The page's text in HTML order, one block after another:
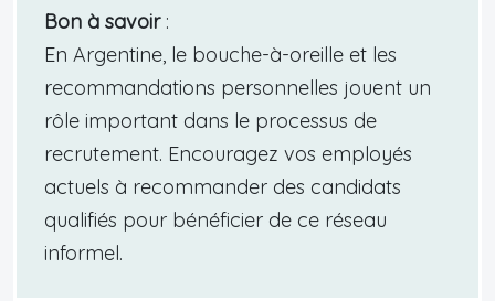
Bon à savoir:
En Argentine, le bouche-à-oreille et les
recommandations personnelles jouent un
rôle important dans le processus de
recrutement. Encouragez vos employés
actuels à recommander des candidats
qualifiés pour bénéficier de ce réseau
informel.